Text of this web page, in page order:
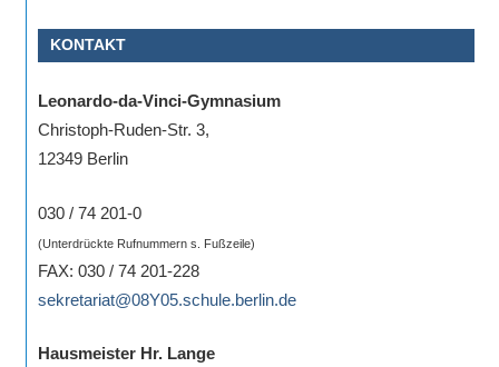
KONTAKT
Leonardo-da-Vinci-Gymnasium
Christoph-Ruden-Str. 3,
12349 Berlin
030 / 74 201-0
(Unterdrückte Rufnummern s. Fußzeile)
FAX: 030 / 74 201-228
sekretariat@08Y05.schule.berlin.de
Hausmeister Hr. Lange